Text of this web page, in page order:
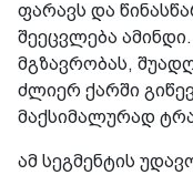
ფარავს და
შეეცვლება
მგზავრობას,
ძლიერ ქარში
მაქსიმალურად
ამ სეგმენტის